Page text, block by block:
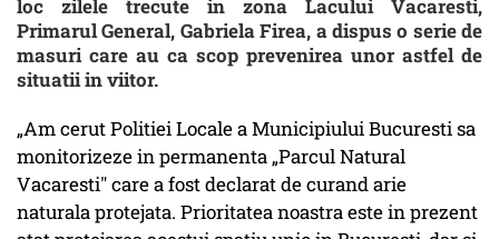
loc zilele trecute in zona Lacului Vacaresti,
Primarul General, Gabriela Firea, a dispus o serie de
masuri care au ca scop prevenirea unor astfel de
situatii in viitor.
„Am cerut Politiei Locale a Municipiului Bucuresti sa
monitorizeze in permanenta „Parcul Natural
Vacaresti" care a fost declarat de curand arie
naturala protejata. Prioritatea noastra este in prezent